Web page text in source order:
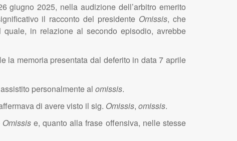
giugno 2025, nella audizione dell’arbitro emerito
il racconto del presidente Omissis, che
quale, in relazione al secondo episodio, avrebbe
la memoria presentata dal deferito in data 7 aprile
personalmente al omissis.
di avere visto il sig. Omissis, omissis.
Omissise, quanto alla frase offensiva, nelle stesse